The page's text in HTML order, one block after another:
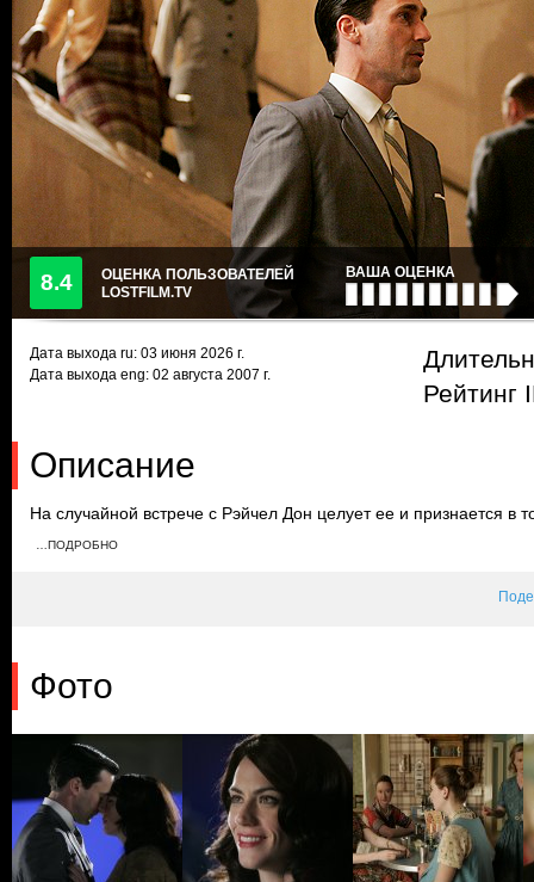
8.4
ОЦЕНКА ПОЛЬЗОВАТЕЛЕЙ
LOSTFILM.TV
ВАША ОЦЕНКА
Дата выхода ru: 03 июня 2026 г.
Дата выхода eng: 02 августа 2007 г.
Рейтинг
Описание
На случайной встрече с Рэйчел Дон целует ее и признается в
устраивают вечеринку в честь ее дня рождения. Соседка Бэтти
…ПОДРОБНО
Фото